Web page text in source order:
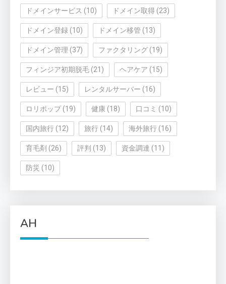
ドメインサービス (10) ドメイン取得 (23)
ドメイン登録 (10) ドメイン移管 (13)
ドメイン管理 (37) ファクタリング (19)
フィンジア初期脱毛 (21) ヘアケア (15)
レビュー (15) レンタルサーバー (16)
ロリポップ(19) 健康 (18) 口コミ (10)
国内旅行 (12) 旅行 (14) 海外旅行 (16)
育毛剤 (26) 評判 (13) 資金調達 (11)
防災 (10)
AH